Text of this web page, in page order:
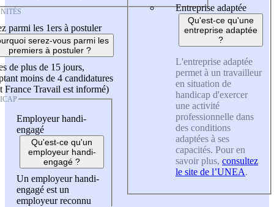
parmi les 1ers à postuler
serez-vous parmi les
premiers à postuler ?
de plus de 15 jours,
moins de 4 candidatures
France Travail est informé)
Employeur handi-
engagé
Qu'est-ce qu'un
employeur handi-
engagé ?
Un employeur handi-
engagé est un
employeur reconnu
Entreprise adaptée
Qu'est-ce qu'une
entreprise adaptée
?
L'entreprise adaptée
permet à un travailleur
en situation de
handicap d'exercer
une activité
professionnelle dans
des conditions
adaptées à ses
capacités. Pour en
savoir plus, consultez
le site de l’UNEA.